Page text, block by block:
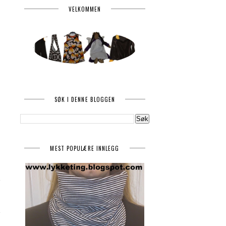
VELKOMMEN
SØK I DENNE BLOGGEN
MEST POPULÆRE INNLEGG